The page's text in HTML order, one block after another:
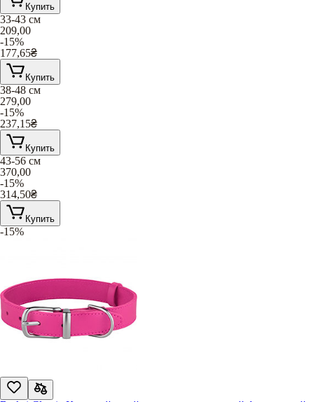
Купить
33-43 см
209,00
-15%
177,65₴
Купить
38-48 см
279,00
-15%
237,15₴
Купить
43-56 см
370,00
-15%
314,50₴
Купить
-15%